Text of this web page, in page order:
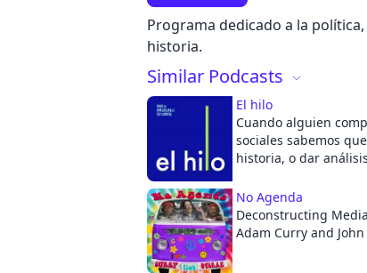
Programa dedicado a la
historia.
Similar Podcasts
El hilo
Cuando alguien
sociales sabemos
historia, o dar
todo eso: una
historias más
América Latina.
mañana Eliezer
No Agenda
Deconstructing
Adam Curry and John